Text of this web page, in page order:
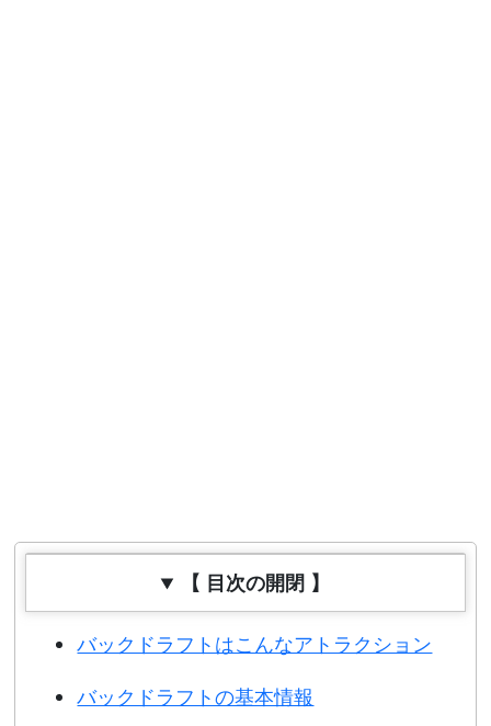
【 目次の開閉 】
バックドラフトはこんなアトラクション
バックドラフトの基本情報